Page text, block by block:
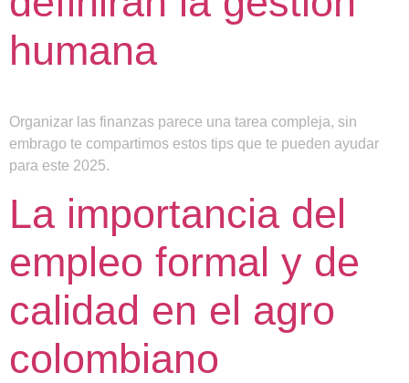
humana
Organizar las finanzas parece una tarea compleja, sin
embrago te compartimos estos tips que te pueden ayudar
para este 2025.
La importancia del
empleo formal y de
calidad en el agro
colombiano